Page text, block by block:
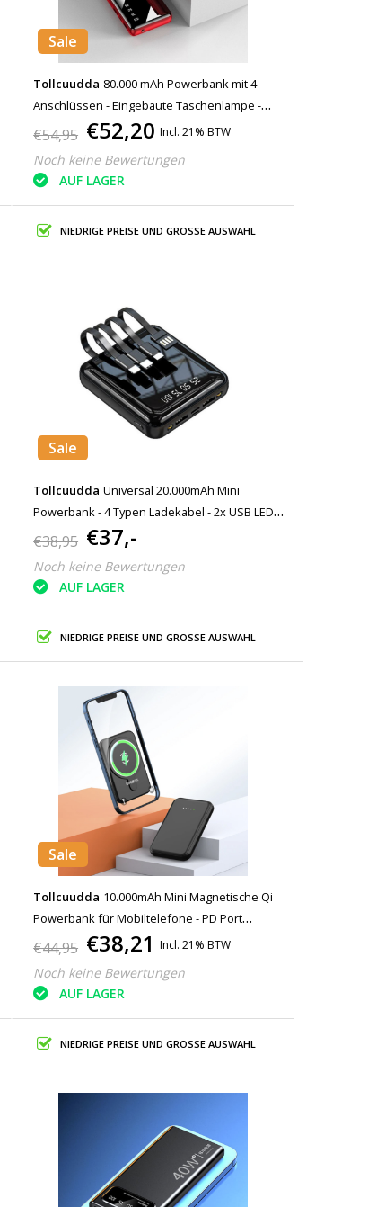
Sale
Tollcuudda 80.000 mAh Powerbank mit 4
Anschlüssen - Eingebaute Taschenlampe -
Externes Notfall-Akkuladegerät Ladegerät Rot
€54,95 €52,20 Incl. 21% BTW
Noch keine Bewertungen
AUF LAGER
NIEDRIGE PREISE UND GROSSE AUSWAHL
Sale
Tollcuudda Universal 20.000mAh Mini
Powerbank - 4 Typen Ladekabel - 2x USB LED
Display Notfall Akku Ladegerät Ladegerät
€38,95 €37,-
Noch keine Bewertungen
AUF LAGER
NIEDRIGE PREISE UND GROSSE AUSWAHL
Sale
Tollcuudda 10.000mAh Mini Magnetische Qi
Powerbank für Mobiltelefone - PD Port
Wireless Emergency Battery Battery Black
€44,95 €38,21 Incl. 21% BTW
Noch keine Bewertungen
AUF LAGER
NIEDRIGE PREISE UND GROSSE AUSWAHL